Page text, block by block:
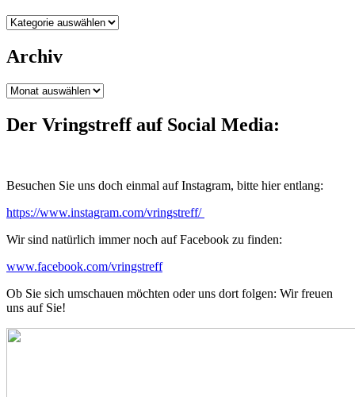
Kategorien
Archiv
Archiv
Der Vringstreff auf Social Media:
Besuchen Sie uns doch einmal auf Instagram, bitte hier entlang:
https://www.instagram.com/vringstreff/
Wir sind natürlich immer noch auf Facebook zu finden:
www.facebook.com/vringstreff
Ob Sie sich umschauen möchten oder uns dort folgen: Wir freuen
uns auf Sie!